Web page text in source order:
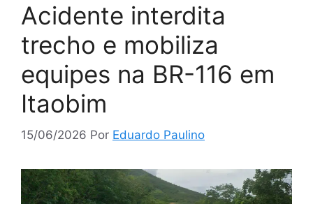
Acidente interdita
trecho e mobiliza
equipes na BR-116 em
Itaobim
15/06/2026 Por Eduardo Paulino